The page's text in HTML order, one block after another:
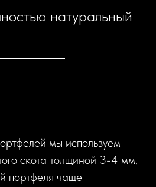
натуральный
мы используем
скота толщиной 3-4 мм.
портфеля чаще